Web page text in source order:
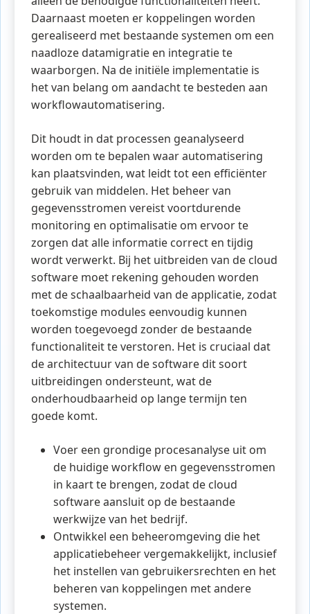
Daarnaast moeten er koppelingen worden
gerealiseerd met bestaande systemen om een
naadloze datamigratie en integratie te
waarborgen. Na de initiële implementatie is
het van belang om aandacht te besteden aan
workflowautomatisering.
Dit houdt in dat processen geanalyseerd
worden om te bepalen waar automatisering
kan plaatsvinden, wat leidt tot een efficiënter
gebruik van middelen. Het beheer van
gegevensstromen vereist voortdurende
monitoring en optimalisatie om ervoor te
zorgen dat alle informatie correct en tijdig
wordt verwerkt. Bij het uitbreiden van de cloud
software moet rekening gehouden worden
met de schaalbaarheid van de applicatie, zodat
toekomstige modules eenvoudig kunnen
worden toegevoegd zonder de bestaande
functionaliteit te verstoren. Het is cruciaal dat
de architectuur van de software dit soort
uitbreidingen ondersteunt, wat de
onderhoudbaarheid op lange termijn ten
goede komt.
Voer een grondige procesanalyse uit om
de huidige workflow en gegevensstromen
in kaart te brengen, zodat de cloud
software aansluit op de bestaande
werkwijze van het bedrijf.
Ontwikkel een beheeromgeving die het
applicatiebeheer vergemakkelijkt, inclusief
het instellen van gebruikersrechten en het
beheren van koppelingen met andere
systemen.